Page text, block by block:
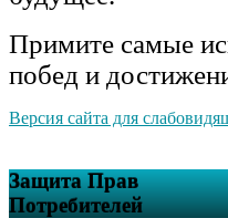
Примите самые
побед и
Версия сайта для
Защита Прав
Потребителей